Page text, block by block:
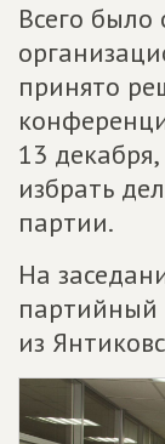
Всего было
принято
13
избрать
партии.
На
партийный
из